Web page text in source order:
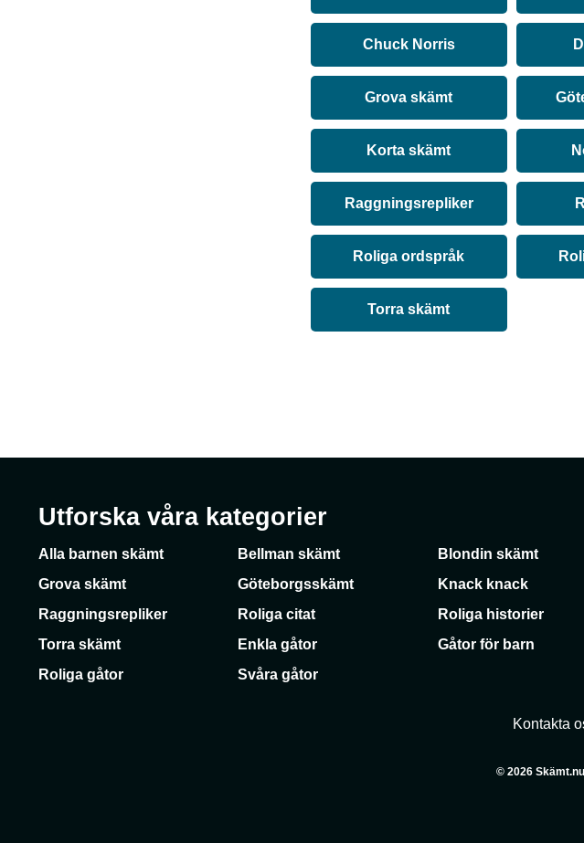
Chuck Norris
Grova skämt
Korta skämt
Raggningsrepliker
Roliga ordspråk
Torra skämt
Utforska våra kategorier
Alla barnen skämt Bellman skämt Blondin skämt
Grova skämt
Göteborgsskämt Knack knack
Raggningsrepliker
Roliga citat Roliga historier
Torra skämt
Enkla gåtor Gåtor för barn
Roliga gåtor
Svåra gåtor
Kontakta
© 2026